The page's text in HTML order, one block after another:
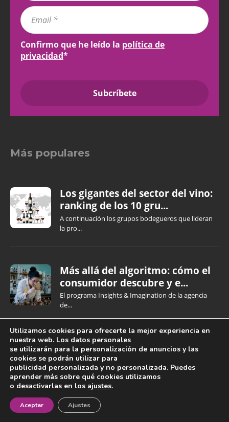
Confirmo que he leído la política de
privacidad*
Más populares
Los gigantes del sector del vino:
ranking de los 10 gru...
A continuación los grupos bodegueros que lideran
la pro...
Más allá del algoritmo: cómo el
consumidor descubre y e...
El programa Insights & Imagination de la agencia
de...
‘La chispa que prendió el fuego’,
San Sebastián Gastron...
La 28ª edición de San Sebastián Gastronomika
Euskadi Ba...
¡Newsletter!
Utilizamos cookies para ofrecerte la mejor experiencia en
nuestra web. Los datos personales
se utilizarán para la personalización de anuncios y las
cookies se podrán utilizar para
publicidad personalizada y no personalizada. Puedes
aprender más sobre qué cookies utilizamos
o desactivarlas en los ajustes.
Aceptar Ajustes